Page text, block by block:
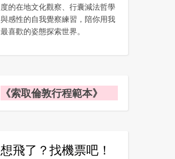
度的在地文化觀察、行囊減法哲學
與感性的自我覺察練習，陪你用我
最喜歡的姿態探索世界。
《索取倫敦行程範本》
想飛了？找機票吧！